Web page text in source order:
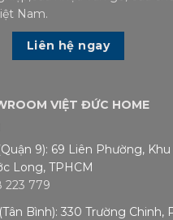
Nam.
Liên hệ ngay
VIỆT ĐỨC HOME
9): 69 Liên Phường, Khu
Long, TPHCM
223 779
Bình): 330 Trường Chinh,